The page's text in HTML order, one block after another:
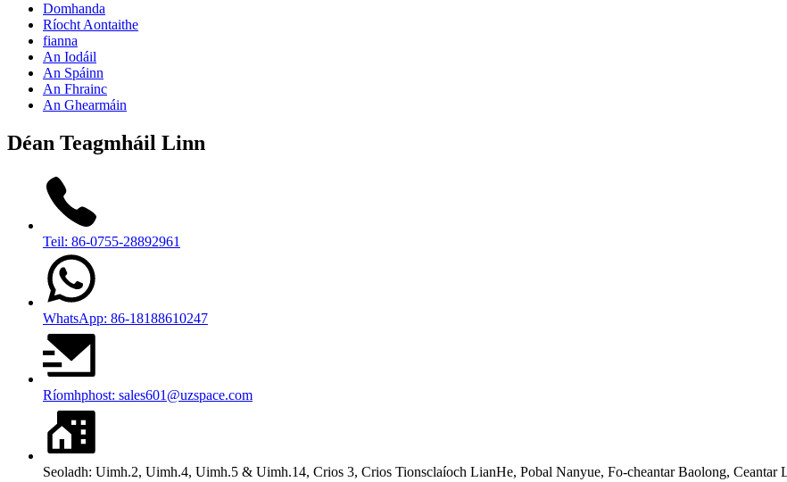
Domhanda
Ríocht Aontaithe
fianna
An Iodáil
An Spáinn
An Fhrainc
An Ghearmáin
Déan Teagmháil Linn
Teil: 86-0755-28892961
WhatsApp: 86-18188610247
Ríomhphost: sales601@uzspace.com
Seoladh: Uimh.2, Uimh.4, Uimh.5 & Uimh.14, Crios 3, Crios Tionsclaíoch LianHe, Pobal Nanyue, Fo-cheantar Baolong, Ceantar